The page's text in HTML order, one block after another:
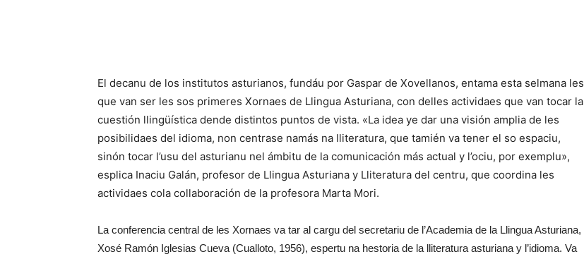
El decanu de los institutos asturianos, fundáu por Gaspar de Xovellanos, entama esta selmana les
que van ser les sos primeres Xornaes de Llingua Asturiana, con delles actividaes que van tocar la
cuestión llingüística dende distintos puntos de vista. «La idea ye dar una visión amplia de les
posibilidaes del idioma, non centrase namás na lliteratura, que tamién va tener el so espaciu,
sinón tocar l’usu del asturianu nel ámbitu de la comunicación más actual y l’ociu, por exemplu»,
esplica Inaciu Galán, profesor de Llingua Asturiana y Lliteratura del centru, que coordina les
actividaes cola collaboración de la profesora Marta Mori.
La conferencia central de les Xornaes va tar al cargu del secretariu de l’Academia de la Llingua Asturiana,
Xosé Ramón Iglesias Cueva (Cualloto, 1956), espertu na hestoria de la lliteratura asturiana y l’idioma. Va